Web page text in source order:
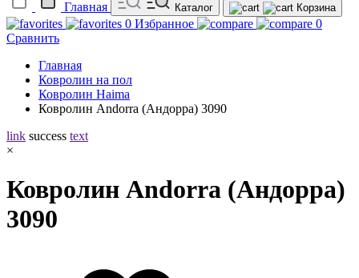
Главная
Каталог Корзина
0 Избранное
0
Сравнить
Главная
Ковролин на пол
Ковролин Haima
Ковролин Andorra (Андорра) 3090
link success text
×
Ковролин Andorra (Андорра)
3090